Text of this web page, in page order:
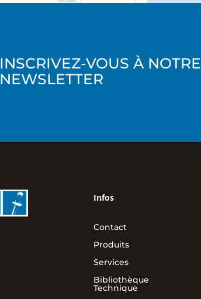
INSCRIVEZ-VOUS À NOTRE
NEWSLETTER
Infos
Contact
Produits
Services
Bibliothèque
Technique